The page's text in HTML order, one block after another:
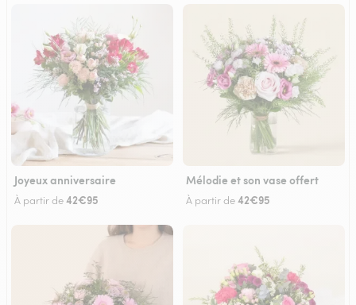
Joyeux anniversaire
À partir de42€95
Mélodie et son vase offert
À partir de42€95